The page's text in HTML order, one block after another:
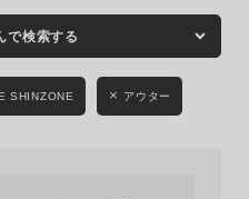
KIDS
で検索する
SHINZONE アウター